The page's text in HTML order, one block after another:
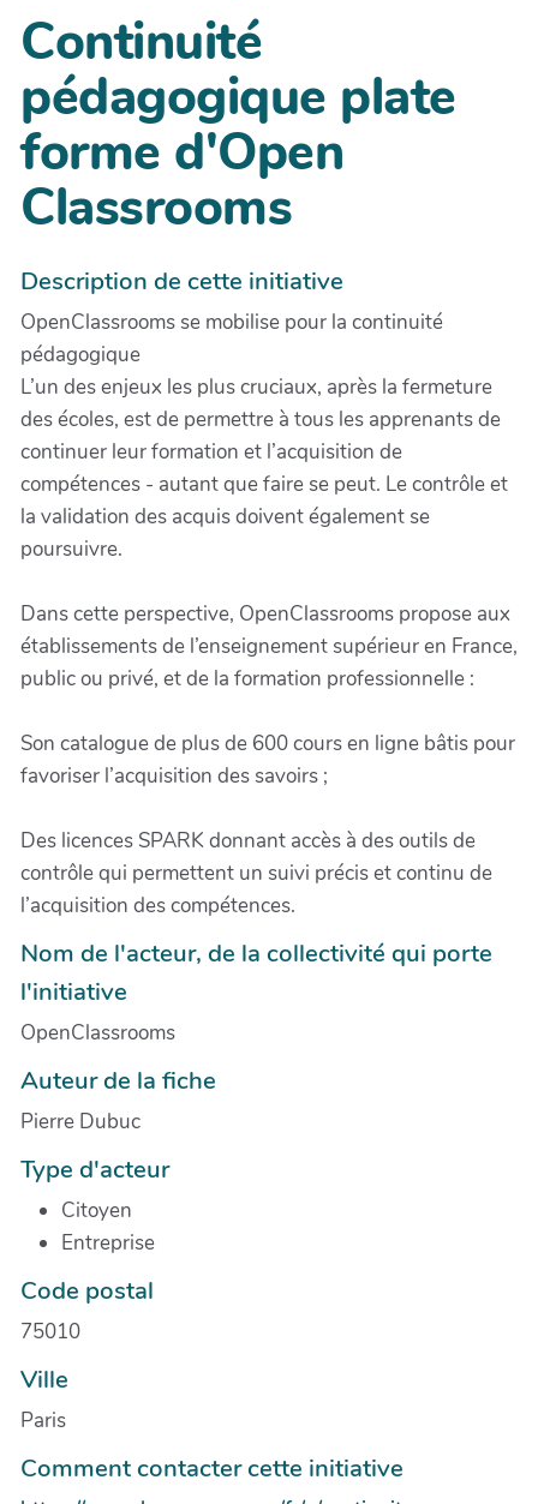
Continuité
pédagogique plate
forme d'Open
Classrooms
Description de cette initiative
OpenClassrooms se mobilise pour la continuité
pédagogique
L’un des enjeux les plus cruciaux, après la fermeture
des écoles, est de permettre à tous les apprenants de
continuer leur formation et l’acquisition de
compétences - autant que faire se peut. Le contrôle et
la validation des acquis doivent également se
poursuivre.
Dans cette perspective, OpenClassrooms propose aux
établissements de l’enseignement supérieur en France,
public ou privé, et de la formation professionnelle :
Son catalogue de plus de 600 cours en ligne bâtis pour
favoriser l’acquisition des savoirs ;
Des licences SPARK donnant accès à des outils de
contrôle qui permettent un suivi précis et continu de
l’acquisition des compétences.
Nom de l'acteur, de la collectivité qui porte
l'initiative
OpenClassrooms
Auteur de la fiche
Pierre Dubuc
Type d'acteur
Citoyen
Entreprise
Code postal
75010
Ville
Paris
Comment contacter cette initiative